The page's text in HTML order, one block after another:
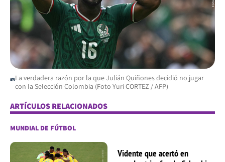
La verdadera razón por la que Julián Quiñones decidió no jugar
con la Selección Colombia (Foto Yuri CORTEZ / AFP)
ARTÍCULOS RELACIONADOS
MUNDIAL DE FÚTBOL
Vidente que acertó en